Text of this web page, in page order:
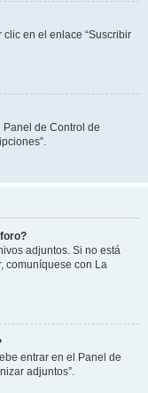
en el enlace “Suscribir
de Control de
adjuntos. Si no está
comuníquese con La
entrar en el Panel de
adjuntos”.